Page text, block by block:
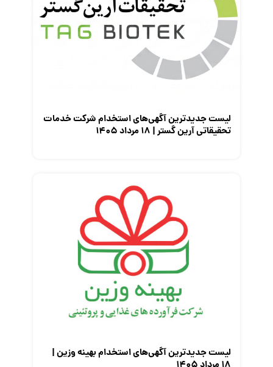
لیست جدیدترین آگهی‌های استخدام شرکت خدمات
تحقیقاتی آرین گستر | ۱۸ مرداد ۱۴۰۵
لیست جدیدترین آگهی‌های استخدام بهینه وزین |